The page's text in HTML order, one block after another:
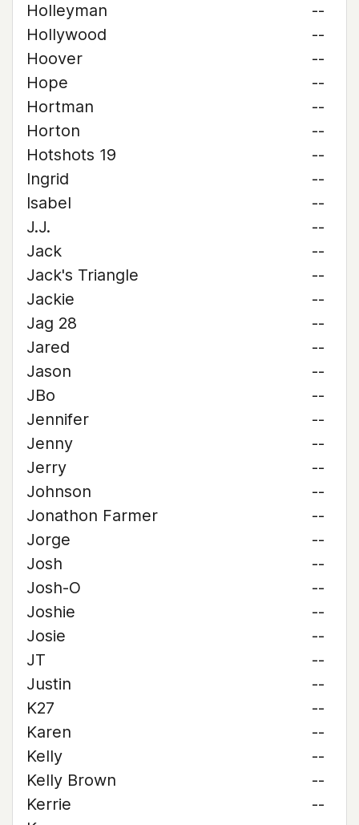
Holleyman
--
Hollywood
--
Hoover
--
Hope
--
Hortman
--
Horton
--
Hotshots 19
--
Ingrid
--
Isabel
--
J.J.
--
Jack
--
Jack's Triangle
--
Jackie
--
Jag 28
--
Jared
--
Jason
--
JBo
--
Jennifer
--
Jenny
--
Jerry
--
Johnson
--
Jonathon Farmer
--
Jorge
--
Josh
--
Josh-O
--
Joshie
--
Josie
--
JT
--
Justin
--
K27
--
Karen
--
Kelly
--
Kelly Brown
--
Kerrie
--